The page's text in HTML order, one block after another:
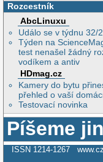
Rozcestník
AbcLinuxu
Událo se v týdnu 32/
Týden na
test nenašel žádný
vodíkem a antiv
HDmag.cz
Kamery do bytu
přehled o vaší
Testovací novinka
Píšeme
ISSN 1214-1267